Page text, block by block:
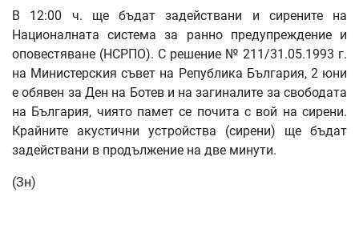
В 12:00 ч. ще бъдат задействани и сирените на
Националната система за ранно предупреждение и
оповестяване (НСРПО). С решение № 211/31.05.1993 г.
на Министерския съвет на Република България, 2 юни
е обявен за Ден на Ботев и на загиналите за свободата
на България, чиято памет се почита с вой на сирени.
Крайните акустични устройства (сирени) ще бъдат
задействани в продължение на две минути.
(Зн)